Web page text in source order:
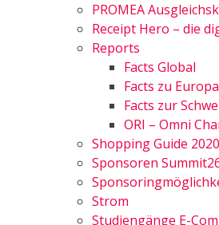
PROMEA
Receipt Hero – die
Reports
Facts Global
Facts zu Europa
Facts zur
ORI – Omni
Shopping Guide 2020
Sponsoren
Strom
Studiengänge E-